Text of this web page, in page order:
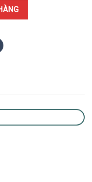
All Black Vỏ Gốm Đen